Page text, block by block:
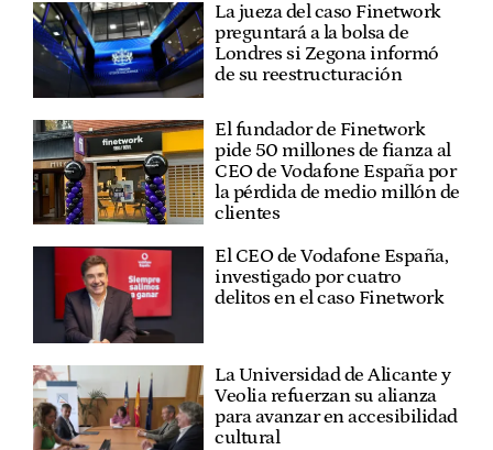
La jueza del caso Finetwork
preguntará a la bolsa de
Londres si Zegona informó
de su reestructuración
El fundador de Finetwork
pide 50 millones de fianza al
CEO de Vodafone España por
la pérdida de medio millón de
clientes
El CEO de Vodafone España,
investigado por cuatro
delitos en el caso Finetwork
La Universidad de Alicante y
Veolia refuerzan su alianza
para avanzar en accesibilidad
cultural